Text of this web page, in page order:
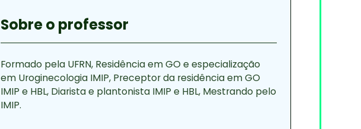
Sobre o professor
Formado pela UFRN, Residência em GO e especialização
em Uroginecologia IMIP, Preceptor da residência em GO
IMIP e HBL, Diarista e plantonista IMIP e HBL, Mestrando pelo
IMIP.